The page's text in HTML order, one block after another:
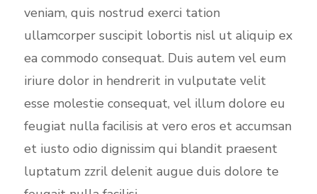
veniam, quis nostrud exerci tation
ullamcorper suscipit lobortis nisl ut aliquip ex
ea commodo consequat. Duis autem vel eum
iriure dolor in hendrerit in vulputate velit
esse molestie consequat, vel illum dolore eu
feugiat nulla facilisis at vero eros et accumsan
et iusto odio dignissim qui blandit praesent
luptatum zzril delenit augue duis dolore te